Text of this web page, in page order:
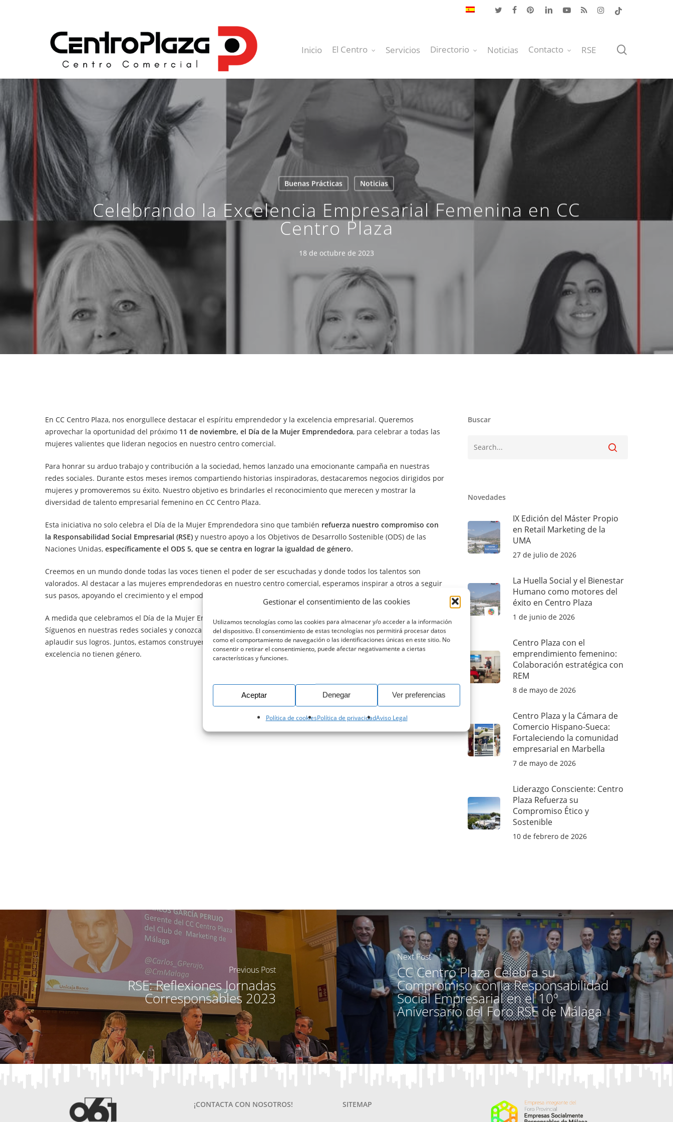
Gestionar el consentimiento de las cookies
Utilizamos tecnologías como las cookies para almacenar y/o acceder a la información
del dispositivo. El consentimiento de estas tecnologías nos permitirá procesar datos
como el comportamiento de navegación o las identificaciones únicas en este sitio. No
consentir o retirar el consentimiento, puede afectar negativamente a ciertas
características y funciones.
Aceptar Denegar Ver preferencias
Política de cookiesPolítica de privacidadAviso Legal
twitter facebookpinterestlinkedinyoutubeRSS instagram
tiktok
Hit enter to search or ESC to close
Inicio El Centro Servicios Directorio Noticias Contacto RSE
Buenas Prácticas Noticias
Celebrando la Excelencia Empresarial Femenina en CC
Centro Plaza
18 de octubre de 2023
En CC Centro Plaza, nos enorgullece destacar el espíritu emprendedor y la excelencia empresarial. Queremos
aprovechar la oportunidad del próximo 11 de noviembre, el Día de la Mujer Emprendedora, para celebrar a todas las
mujeres valientes que lideran negocios en nuestro centro comercial.
Para honrar su arduo trabajo y contribución a la sociedad, hemos lanzado una emocionante campaña en nuestras
redes sociales. Durante estos meses iremos compartiendo historias inspiradoras, destacaremos negocios dirigidos por
mujeres y promoveremos su éxito. Nuestro objetivo es brindarles el reconocimiento que merecen y mostrar la
diversidad de talento empresarial femenino en CC Centro Plaza.
Esta iniciativa no solo celebra el Día de la Mujer Emprendedora sino que también refuerza nuestro compromiso con
la Responsabilidad Social Empresarial (RSE) y nuestro apoyo a los Objetivos de Desarrollo Sostenible (ODS) de las
Naciones Unidas, específicamente el ODS 5, que se centra en lograr la igualdad de género.
Creemos en un mundo donde todas las voces tienen el poder de ser escuchadas y donde todos los talentos son
valorados. Al destacar a las mujeres emprendedoras en nuestro centro comercial, esperamos inspirar a otros a seguir
sus pasos, apoyando el crecimiento y el empoderamiento de las mujeres en el mundo empresarial.
A medida que celebramos el Día de la Mujer Emprendedora, esperamos que se unan a nosotros en este viaje.
Síguenos en nuestras redes sociales y conozca a estas mujeres empresarias sobresalientes y únete a nosotros para
aplaudir sus logros. Juntos, estamos construyendo un mundo más igualitario y justo, donde el emprendimiento y la
excelencia no tienen género.
Buscar
Novedades
IX Edición del Máster Propio
en Retail Marketing de la
UMA
27 de julio de 2026
La Huella Social y el Bienestar
Humano como motores del
éxito en Centro Plaza
1 de junio de 2026
Centro Plaza con el
emprendimiento femenino:
Colaboración estratégica con
REM
8 de mayo de 2026
Centro Plaza y la Cámara de
Comercio Hispano-Sueca:
Fortaleciendo la comunidad
empresarial en Marbella
7 de mayo de 2026
Liderazgo Consciente: Centro
Plaza Refuerza su
Compromiso Ético y
Sostenible
10 de febrero de 2026
Previous Post
RSE: Reflexiones Jornadas
Corresponsables 2023
Next Post
CC Centro Plaza Celebra su
Compromiso con la Responsabilidad
Social Empresarial en el 10º
Aniversario del Foro RSE de Málaga
¡CONTACTA CON NOSOTROS! SITEMAP